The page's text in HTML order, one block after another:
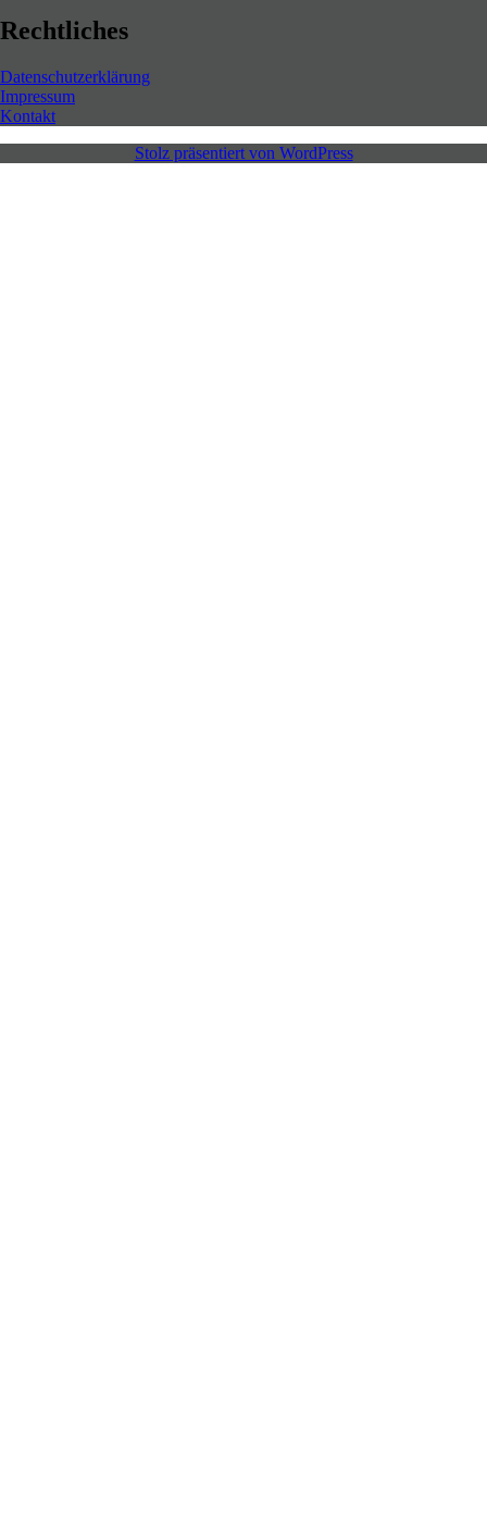
Rechtliches
Datenschutzerklärung
Impressum
Kontakt
Stolz präsentiert von WordPress